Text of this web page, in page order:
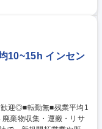
グ ・モニタリング機能の
援、共通機能の設計/開
※オーケストレーション
テップアップ可能
10~15h インセン